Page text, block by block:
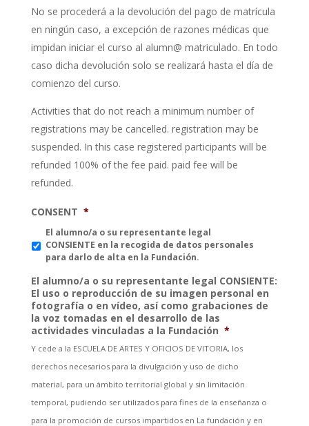
No se procederá a la devolución del pago de matrícula
en ningún caso, a excepción de razones médicas que
impidan iniciar el curso al alumn@ matriculado. En todo
caso dicha devolución solo se realizará hasta el día de
comienzo del curso.
Activities that do not reach a minimum number of
registrations may be cancelled. registration may be
suspended. In this case registered participants will be
refunded 100% of the fee paid. paid fee will be
refunded.
CONSENT *
El alumno/a o su representante legal
CONSIENTE en la recogida de datos personales
para darlo de alta en la Fundación.
El alumno/a o su representante legal CONSIENTE:
El uso o reproducción de su imagen personal en
fotografía o en vídeo, así como grabaciones de
la voz tomadas en el desarrollo de las
actividades vinculadas a la Fundación *
Y cede a la ESCUELA DE ARTES Y OFICIOS DE VITORIA, los
derechos necesarios para la divulgación y uso de dicho
material, para un ámbito territorial global y sin limitación
temporal, pudiendo ser utilizados para fines de la enseñanza o
para la promoción de cursos impartidos en La fundación y en